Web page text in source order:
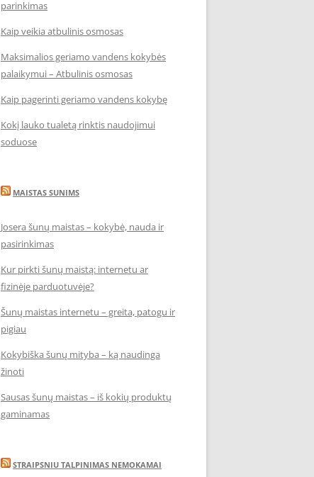
parinkimas
Kaip veikia atbulinis osmosas
Maksimalios geriamo vandens kokybės
palaikymui – Atbulinis osmosas
Kaip pagerinti geriamo vandens kokybę
Kokį lauko tualetą rinktis naudojimui
soduose
MAISTAS SUNIMS
Josera šunų maistas – kokybė, nauda ir
pasirinkimas
Kur pirkti šunų maistą: internetu ar
fizinėje parduotuvėje?
Šunų maistas internetu – greita, patogu ir
pigiau
Kokybiška šunų mityba – ką naudinga
žinoti
Sausas šunų maistas – iš kokių produktų
gaminamas
STRAIPSNIU TALPINIMAS NEMOKAMAI